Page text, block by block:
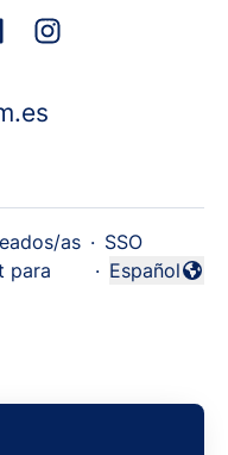
as · SSO
para
·
Cambiar
Español